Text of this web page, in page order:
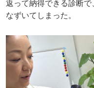
返って納得できる診断
なずいてしまった。